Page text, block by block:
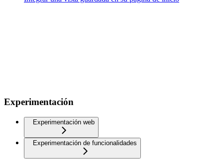
Experimentación
Experimentación web
Experimentación de funcionalidades